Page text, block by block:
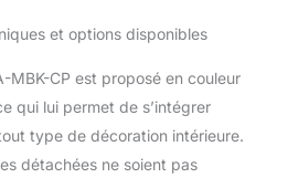
CADEAU IDÉAL -
cadeau parfait : il
exprime l’amour et
l’attention tout en
créant un souvenir
durable. Un présent
et options disponibles
MBK-CP est proposé en couleur
qui lui permet de s’intégrer
type de décoration intérieure.
détachées ne soient pas